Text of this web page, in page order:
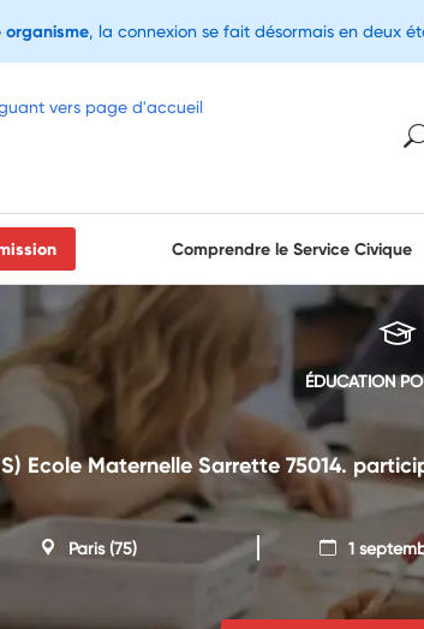
Comprendre le Service Civique
ÉDUCATION
Ecole Maternelle Sarrette 75014.
Paris(75) 1
organisme, la connexion se fait désormais en deux